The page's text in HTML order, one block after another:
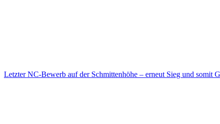
Letzter NC-Bewerb auf der Schmittenhöhe – erneut Sieg und somit